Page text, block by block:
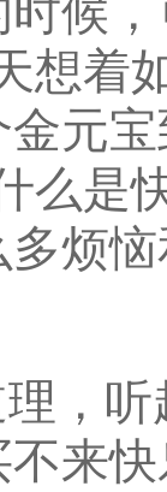
候
想着
元
么是
烦
，
来